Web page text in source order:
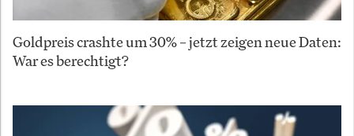
Goldpreis crashte um 30% – jetzt zeigen neue Daten:
War es berechtigt?